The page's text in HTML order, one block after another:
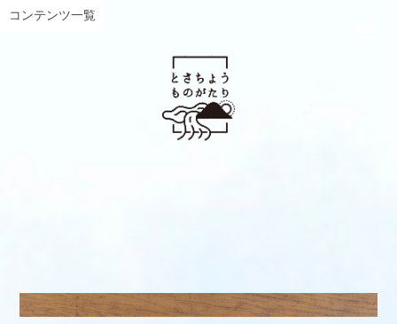
コンテンツ一覧